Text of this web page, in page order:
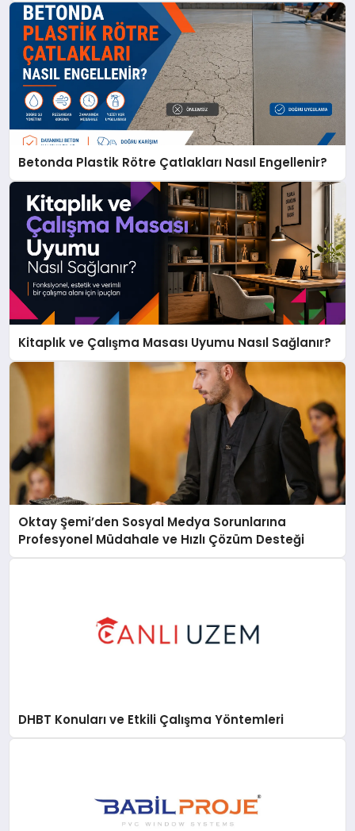
Betonda Plastik Rötre Çatlakları Nasıl Engellenir?
Kitaplık ve Çalışma Masası Uyumu Nasıl Sağlanır?
Oktay Şemi’den Sosyal Medya Sorunlarına
Profesyonel Müdahale ve Hızlı Çözüm Desteği
DHBT Konuları ve Etkili Çalışma Yöntemleri